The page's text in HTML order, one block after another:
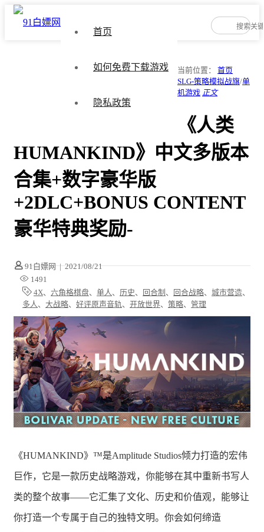
首页
如何免费下载游戏
隐私政策
当前位置： 首页
SLG-策略模拟战旗/单
机游戏 正文
《人类
HUMANKIND》中文多版本
合集+数字豪华版
+2DLC+BONUS CONTENT
豪华特典奖励-
91白嫖网 | 2021/08/21
1491
4X、 六角格棋盘、 单人 、 历史、 回合制 、 回合战略、 城市营造、
多人 、 大战略、 好评原声音轨 、 开放世界、 策略、 管理
《HUMANKIND》™是Amplitude Studios倾力打造的宏伟
巨作，它是一款历史战略游戏，你能够在其中重新书写人
类的整个故事——它汇集了文化、历史和价值观，能够让
你打造一个专属于自己的独特文明。你会如何缔造